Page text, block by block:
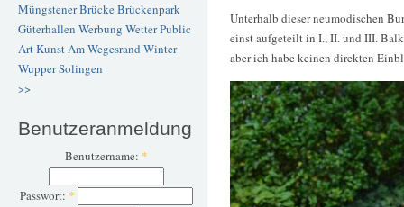
Müngstener BrückeBrückenpark
Güterhallen Werbung WetterPublic
ArtKunstAm Wegesrand Winter
WupperSolingen
>>
Benutzeranmeldung
Benutzername: *
Passwort: *
Unterhalb dieser neumodischen
einst aufgeteilt in I., II. und III.
aber ich habe keinen direkten